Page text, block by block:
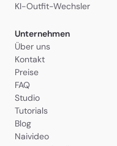
KI-Outfit-Wechsler
Unternehmen
Über uns
Kontakt
Preise
FAQ
Studio
Tutorials
Blog
Naivideo